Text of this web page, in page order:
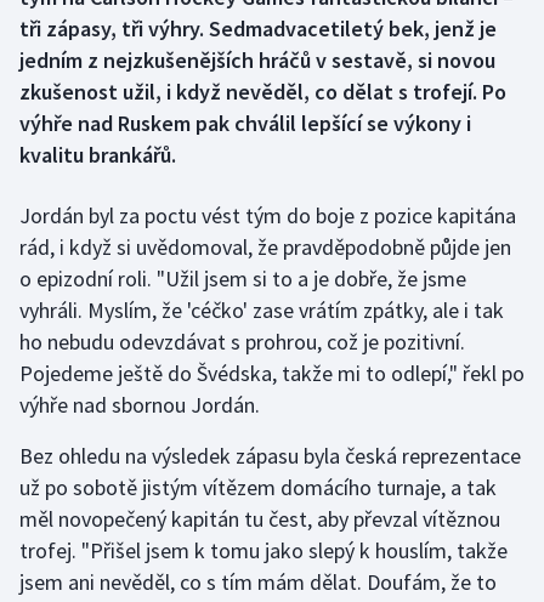
Curling
Dostihy
Florbal
Futsal
Golf
Gymnastika
Házená
Judo
Krasobruslení
tři zápasy, tři výhry. Sedmadvacetiletý bek, jenž je
jedním z nejzkušenějších hráčů v sestavě, si novou
zkušenost užil, i když nevěděl, co dělat s trofejí. Po
výhře nad Ruskem pak chválil lepšící se výkony i
kvalitu brankářů.
Jordán byl za poctu vést tým do boje z pozice kapitána
rád, i když si uvědomoval, že pravděpodobně půjde jen
o epizodní roli. "Užil jsem si to a je dobře, že jsme
vyhráli. Myslím, že 'céčko' zase vrátím zpátky, ale i tak
ho nebudu odevzdávat s prohrou, což je pozitivní.
Pojedeme ještě do Švédska, takže mi to odlepí," řekl po
výhře nad sbornou Jordán.
Bez ohledu na výsledek zápasu byla česká reprezentace
už po sobotě jistým vítězem domácího turnaje, a tak
měl novopečený kapitán tu čest, aby převzal vítěznou
trofej. "Přišel jsem k tomu jako slepý k houslím, takže
jsem ani nevěděl, co s tím mám dělat. Doufám, že to